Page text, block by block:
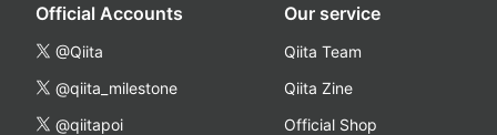
Official Accounts
@Qiita
@qiita_milestone
@qiitapoi
Our service
Qiita Team
Qiita Zine
Official Shop